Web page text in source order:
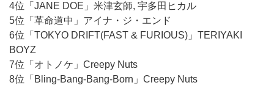
4位「JANE DOE」米津玄師, 宇多田ヒカル
5位「革命道中」アイナ・ジ・エンド
6位「TOKYO DRIFT(FAST & FURIOUS)」TERIYAKI
BOYZ
7位「オトノケ」Creepy Nuts
8位「Bling-Bang-Bang-Born」Creepy Nuts